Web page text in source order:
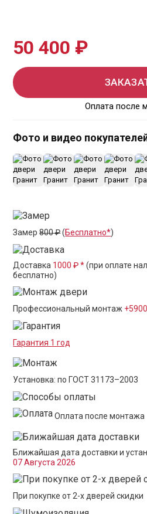
50 400 ₽
Оплата после
Фото и видео
Замер800 ₽(Бесплатно*)
Доставка 1000 ₽ *(при оплате
бесплатно)
Профессиональный монтаж
Гарантия 1 год
Установка: по ГОСТ 31173–2003
Оплата после монтажа
Ближайшая дата доставки и
07 Августа 2026
При покупке от 2-х дверей скидки